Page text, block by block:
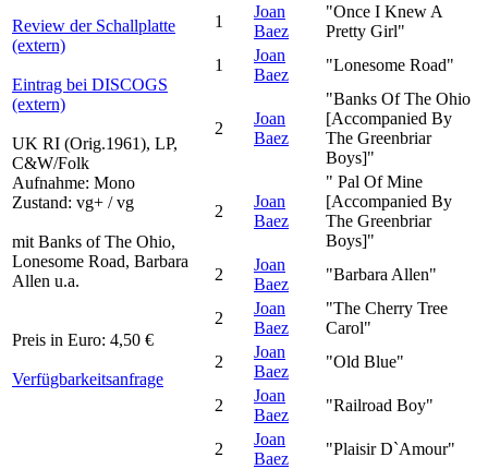
Review der Schallplatte
(extern)
Eintrag bei DISCOGS
(extern)
UK RI (Orig.1961), LP,
C&W/Folk
Aufnahme: Mono
Zustand: vg+ / vg
mit Banks of The Ohio,
Lonesome Road, Barbara
Allen u.a.
Preis in Euro: 4,50 €
Verfügbarkeitsanfrage
1
Joan
Baez
"Once I Knew A
Pretty Girl"
1
Joan
Baez
"Lonesome Road"
2
Joan
Baez
"Banks Of The Ohio
[Accompanied By
The Greenbriar
Boys]"
2
Joan
Baez
" Pal Of Mine
[Accompanied By
The Greenbriar
Boys]"
2
Joan
Baez
"Barbara Allen"
2
Joan
Baez
"The Cherry Tree
Carol"
2
Joan
Baez
"Old Blue"
2
Joan
Baez
"Railroad Boy"
2
Joan
Baez
"Plaisir D`Amour"